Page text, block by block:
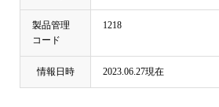
製品管理
コード
1218
情報日時 2023.06.27現在